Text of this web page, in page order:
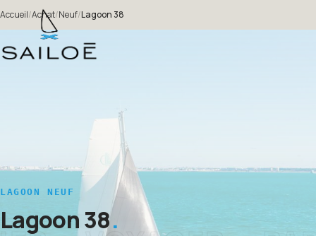
Accueil/Achat/Neuf/Lagoon 38
LAGOON NEUF
Lagoon 38